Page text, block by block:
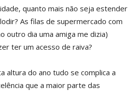
quanto mais não seja estender
As filas de supermercado com
outro dia uma amiga me dizia)
ter um acesso de raiva?
altura do ano tudo se complica a
que a maior parte das